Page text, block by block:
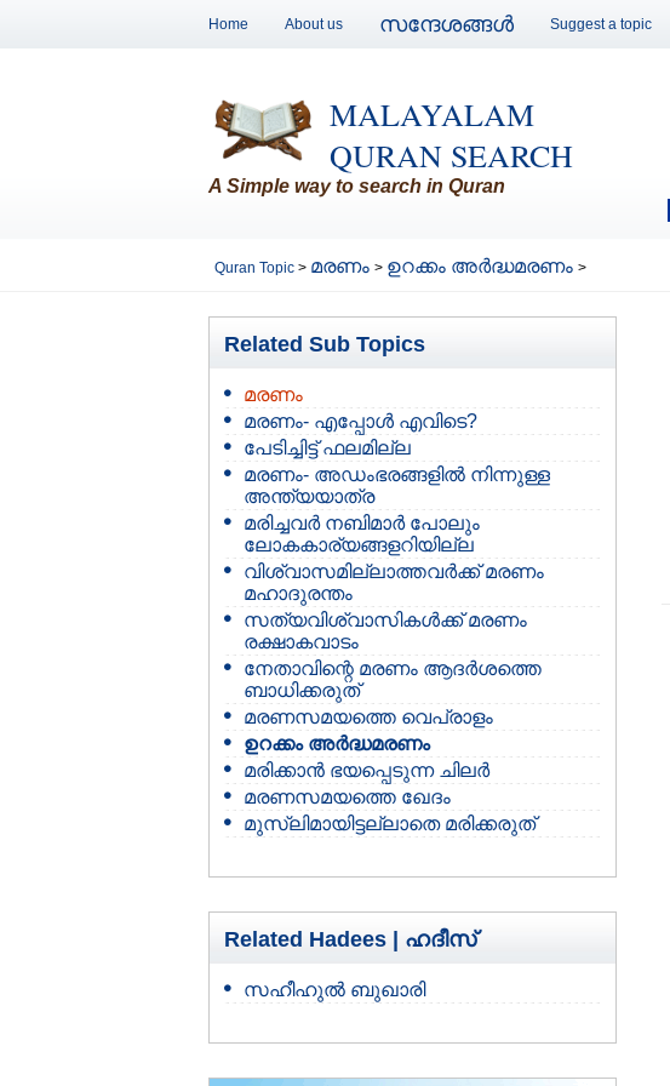
Home About us സന്ദേശങ്ങള്‍ Suggest a topic
MALAYALAM
QURAN SEARCH
A Simple way to search in Quran
Quran Topic > മരണം > ഉറക്കം അര്‍ദ്ധമരണം >
Related Sub Topics
മരണം
മരണം- എപ്പോള്‍ എവിടെ?
പേടിച്ചിട്ട് ഫലമില്ല
മരണം- അഡംഭരങ്ങളില്‍ നിന്നുള്ള
അന്ത്യയാത്ര
മരിച്ചവര്‍ നബിമാര്‍ പോലും
ലോകകാര്യങ്ങളറിയില്ല
വിശ്വാസമില്ലാത്തവര്‍ക്ക് മരണം
മഹാദുരന്തം
സത്യവിശ്വാസികള്‍ക്ക് മരണം
രക്ഷാകവാടം
നേതാവിന്റെ മരണം ആദര്‍ശത്തെ
ബാധിക്കരുത്
മരണസമയത്തെ വെപ്രാളം
ഉറക്കം അര്‍ദ്ധമരണം
മരിക്കാന്‍ ഭയപ്പെടുന്ന ചിലര്‍
മരണസമയത്തെ ഖേദം
മുസ്ലിമായിട്ടല്ലാതെ മരിക്കരുത്
Related Hadees | ഹദീസ്
സഹീഹുല്‍ ബുഖാരി